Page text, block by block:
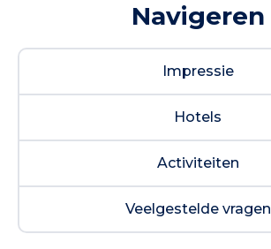
Navigeren
Impressie
Hotels
Activiteiten
Veelgestelde vragen